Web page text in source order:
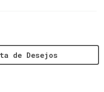
de Desejos